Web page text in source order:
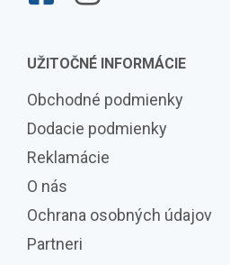
UŽITOČNÉ INFORMÁCIE
Obchodné podmienky
Dodacie podmienky
Reklamácie
O nás
Ochrana osobných údajov
Partneri